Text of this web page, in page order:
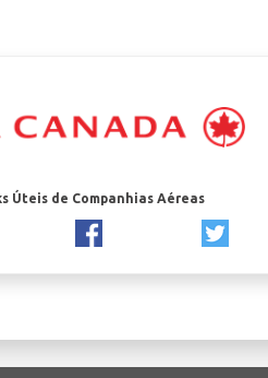
Úteis de Companhias Aéreas